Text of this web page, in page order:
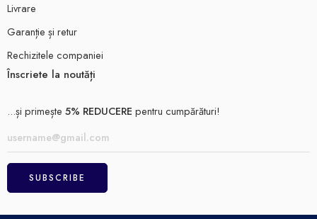
Livrare
Garanție și retur
Rechizitele companiei
Înscriete la noutăți
...și primește 5% REDUCERE pentru cumpărături!